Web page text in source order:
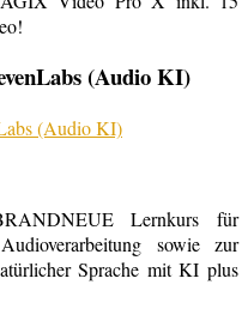
(Audio KI)
Lernkurs für
sowie zur
Sprache mit KI plus